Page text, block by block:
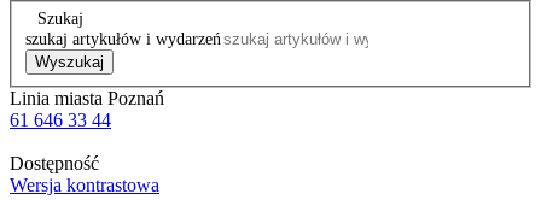
Szukaj
szukaj artykułów i wydarzeń
Wyszukaj
Linia miasta Poznań
61 646 33 44
Dostępność
Wersja kontrastowa